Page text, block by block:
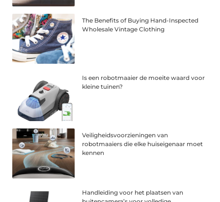
The Benefits of Buying Hand-Inspected
Wholesale Vintage Clothing
Is een robotmaaier de moeite waard voor
kleine tuinen?
Veiligheidsvoorzieningen van
robotmaaiers die elke huiseigenaar moet
kennen
Handleiding voor het plaatsen van